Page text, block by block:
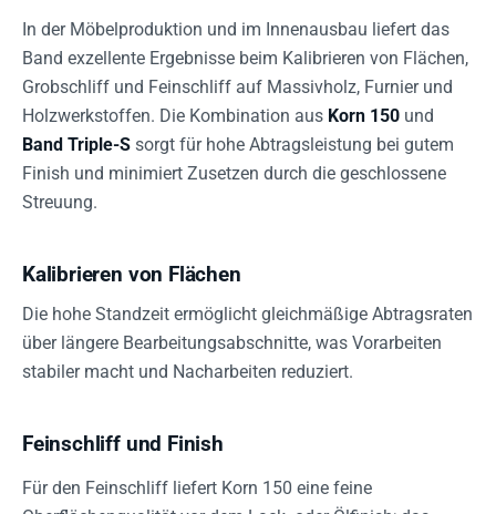
In der Möbelproduktion und im Innenausbau liefert das
Band exzellente Ergebnisse beim Kalibrieren von Flächen,
Grobschliff und Feinschliff auf Massivholz, Furnier und
Holzwerkstoffen. Die Kombination aus Korn 150 und
Band Triple-S sorgt für hohe Abtragsleistung bei gutem
Finish und minimiert Zusetzen durch die geschlossene
Streuung.
Kalibrieren von Flächen
Die hohe Standzeit ermöglicht gleichmäßige Abtragsraten
über längere Bearbeitungsabschnitte, was Vorarbeiten
stabiler macht und Nacharbeiten reduziert.
Feinschliff und Finish
Für den Feinschliff liefert Korn 150 eine feine